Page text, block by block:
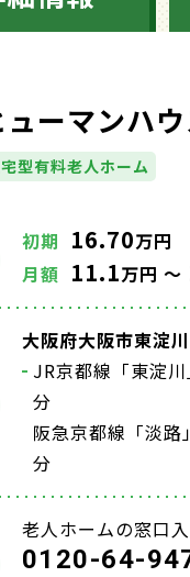
ューマンハ
型有料老人ホーム
初期 16.70万円
月額 11.1万円 ～
大阪府大阪市東淀
JR京都線「東淀
分
阪急京都線「淡
分
老人ホームの窓口
0120-64-